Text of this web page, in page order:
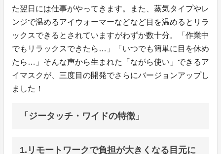
た翌日には仕事がやってきます。また、蒸気タイプやレ
ンジで温めるアイウォーマーなどなど目を温めるとリラ
ックスできるとされていますがわずか数十分。「作業中
でもリラックスできたら…」「いつでも簡単に目を休め
たら…」そんな声から生まれた「ながら使い」できるア
イマスクが、三度目の開発でさらにバージョンアップし
ました！
「ジータッチ・ワイドの特徴」
1.リモートワークで負担が大きくなる目元に